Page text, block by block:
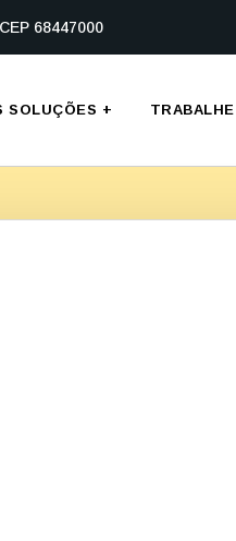
68447000
SOLUÇÕES +